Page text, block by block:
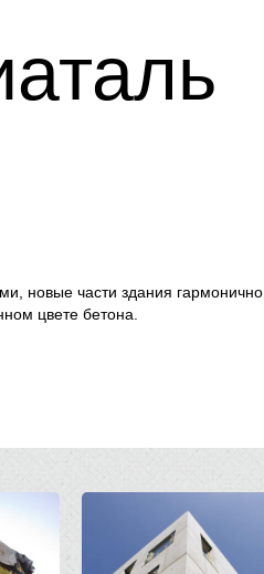
новые части здания гармонично
цвете бетона.